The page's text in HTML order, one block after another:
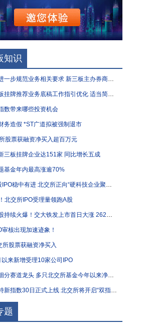
知识
规范业务相关要求 新三板主办券商执业质量有望“再升级”
牌推荐业务底稿工作指引优化 适当简化部分要求
数带来哪些投资机会
务造假 *ST广道拟被强制退市
股票获融资净买入超百万元
三板挂牌企业达151家 同比增长五成
基金年内最高涨逾70%
稳中有进 北交所正向“硬科技企业聚集地”加速转型
北交所IPO受理量领跑A股
续火爆！交大铁发上市首日大涨 262%！
核出现加速迹象！
所股票获融资净买入
来新增受理10家公司IPO
赛道龙头 多只北交所基金今年以来净值涨逾40%
指数30日正式上线 北交所将开启“双指数”时代
题